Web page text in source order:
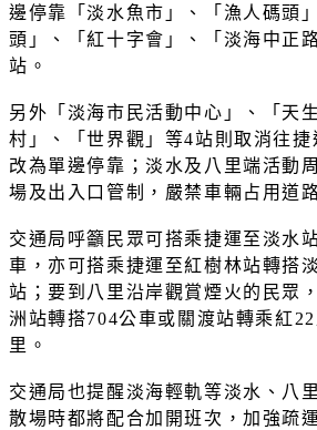
邊停靠「淡水魚市」、「漁人碼頭
頭」、「紅十字會」、「淡海中正
站。
另外「淡海市民活動中心」、「天
村」、「世界觀」等4站則取消往捷
改為單邊停靠；淡水及八里端活動
場及出入口管制，嚴禁車輛占用道
交通局呼籲民眾可搭乘捷運至淡水
車，亦可搭乘捷運至紅樹林站轉搭
站；要到八里沿岸觀賞煙火的民眾
洲站轉搭704公車或關渡站轉乘紅
里。
交通局也提醒淡海輕軌等淡水、八
散場時都將配合加開班次，加強疏